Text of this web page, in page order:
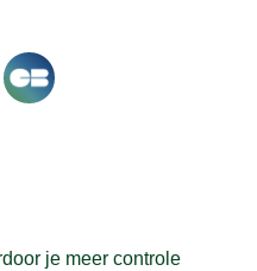
je meer controle